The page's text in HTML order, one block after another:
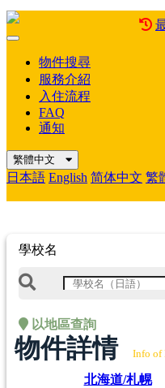
Mobile
物件搜尋
服務介紹
入住流程
FAQ
通知
繁體中文
日本語 English 简体中文 繁
學校名
以地區查詢
北海道/札幌
物件詳情 Info of